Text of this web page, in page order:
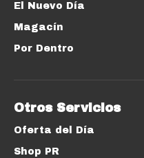
El Nuevo Día
Magacín
Por Dentro
Otros Servicios
Oferta del Día
Shop PR